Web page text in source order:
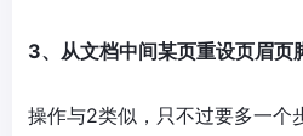
3、从文档中间某页重设页眉页
操作与2类似，只不过要多一个